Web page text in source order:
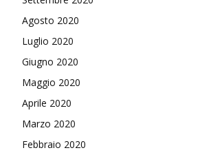
Agosto 2020
Luglio 2020
Giugno 2020
Maggio 2020
Aprile 2020
Marzo 2020
Febbraio 2020